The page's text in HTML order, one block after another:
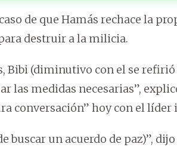
de que Hamás rechace la
destruir a la milicia.
Bibi (diminutivo con el se
las medidas necesarias”,
conversación” hoy con el líder
buscar un acuerdo de paz)”,